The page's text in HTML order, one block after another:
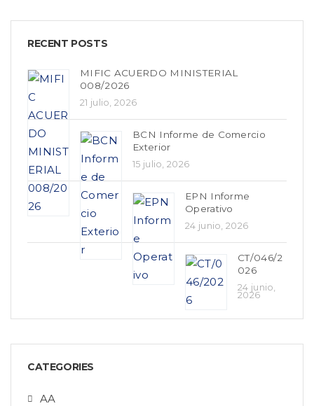
RECENT POSTS
MIFIC ACUERDO MINISTERIAL
008/2026
21 julio, 2026
BCN Informe de Comercio
Exterior
15 julio, 2026
EPN Informe
Operativo
24 junio, 2026
CT/046/2
026
24 junio,
2026
CATEGORIES
AA